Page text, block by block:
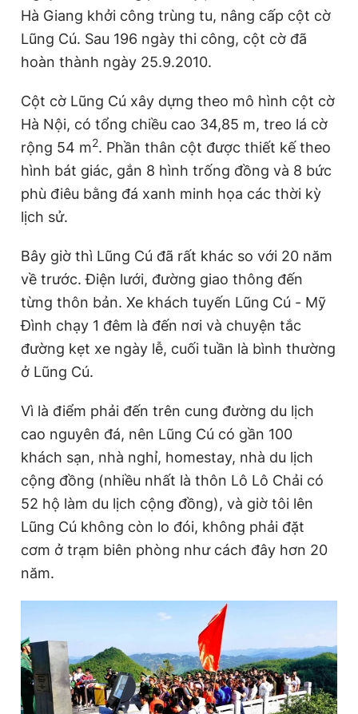
Hà Giang khởi công trùng tu, nâng cấp cột cờ
Lũng Cú. Sau 196 ngày thi công, cột cờ đã
hoàn thành ngày 25.9.2010.
Cột cờ Lũng Cú xây dựng theo mô hình cột cờ
Hà Nội, có tổng chiều cao 34,85 m, treo lá cờ
rộng 54 m2. Phần thân cột được thiết kế theo
hình bát giác, gắn 8 hình trống đồng và 8 bức
phù điêu bằng đá xanh minh họa các thời kỳ
lịch sử.
Bây giờ thì Lũng Cú đã rất khác so với 20 năm
về trước. Điện lưới, đường giao thông đến
từng thôn bản. Xe khách tuyến Lũng Cú - Mỹ
Đình chạy 1 đêm là đến nơi và chuyện tắc
đường kẹt xe ngày lễ, cuối tuần là bình thường
ở Lũng Cú.
Vì là điểm phải đến trên cung đường du lịch
cao nguyên đá, nên Lũng Cú có gần 100
khách sạn, nhà nghỉ, homestay, nhà du lịch
cộng đồng (nhiều nhất là thôn Lô Lô Chải có
52 hộ làm du lịch cộng đồng), và giờ tôi lên
Lũng Cú không còn lo đói, không phải đặt
cơm ở trạm biên phòng như cách đây hơn 20
năm.